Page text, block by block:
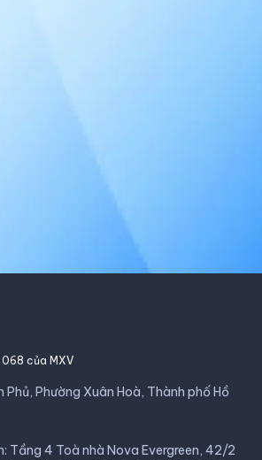
068 của MXV
Phủ, Phường Xuân Hoà, Thành phố Hồ
Tầng 4 Toà nhà Nova Evergreen, 42/2